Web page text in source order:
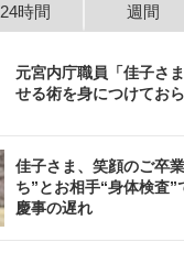
24時間 週間
元宮内庁職員「佳子さ
せる術を身につけておら
佳子さま、笑顔のご卒
ち”とお相手“身体検査”
慶事の遅れ